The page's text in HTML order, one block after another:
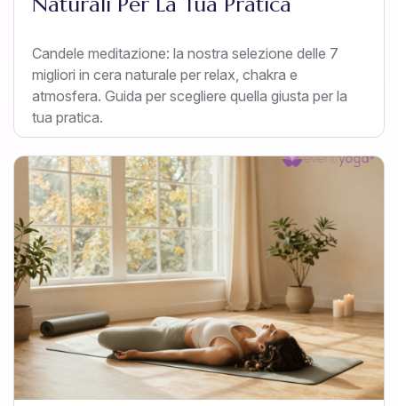
Candele meditazione: la nostra selezione delle 7
migliori in cera naturale per relax, chakra e
atmosfera. Guida per scegliere quella giusta per la
tua pratica.